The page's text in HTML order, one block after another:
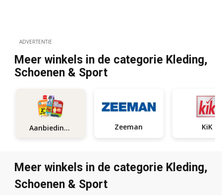
ADVERTENTIE
Meer winkels in de categorie Kleding,
Schoenen & Sport
Aanbiedingen Zeeman KiK
Meer winkels in de categorie Kleding,
Schoenen & Sport